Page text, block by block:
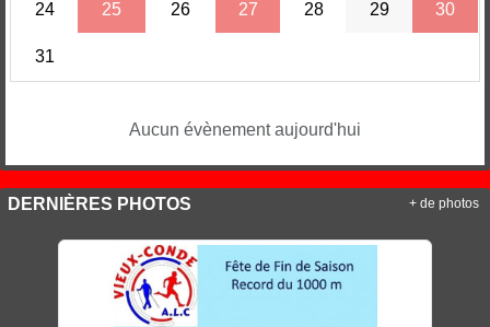
24 25 26 27 28 29 30
31
Aucun évènement aujourd'hui
DERNIÈRES PHOTOS + de photos